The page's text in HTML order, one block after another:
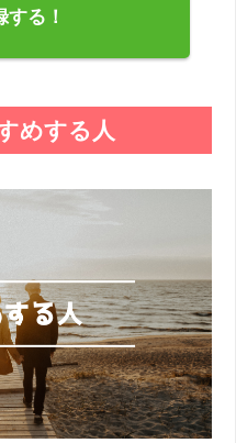
る！
めする人